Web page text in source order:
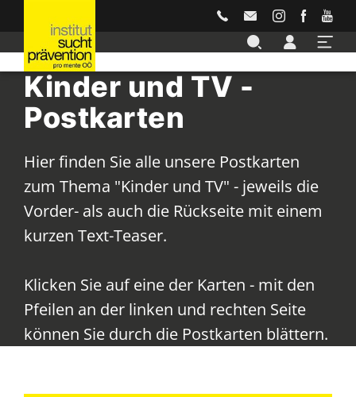
Zur HauptnavigationAccesskey
[1]
Zur Unternavigation Accesskey
[2]
Zur SucheAccesskey
[3]
Zum InhaltAccesskey
[4]
Zur FooternavigationAccesskey
[5]
Kinder und TV -
Postkarten
Hier finden Sie alle unsere Postkarten
zum Thema "Kinder und TV" - jeweils die
Vorder- als auch die Rückseite mit einem
kurzen Text-Teaser.
Klicken Sie auf eine der Karten - mit den
Pfeilen an der linken und rechten Seite
können Sie durch die Postkarten blättern.